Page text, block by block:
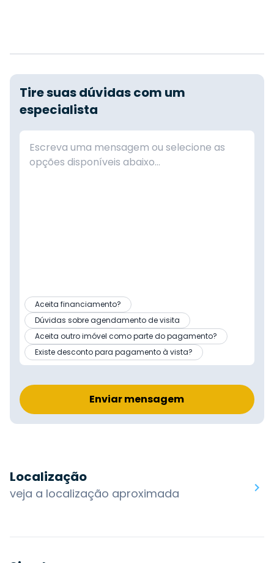
Tire suas dúvidas com um
especialista
Aceita financiamento?
Dúvidas sobre agendamento de visita
Aceita outro imóvel como parte do pagamento?
Existe desconto para pagamento à vista?
Enviar mensagem
Localização
veja a localização aproximada